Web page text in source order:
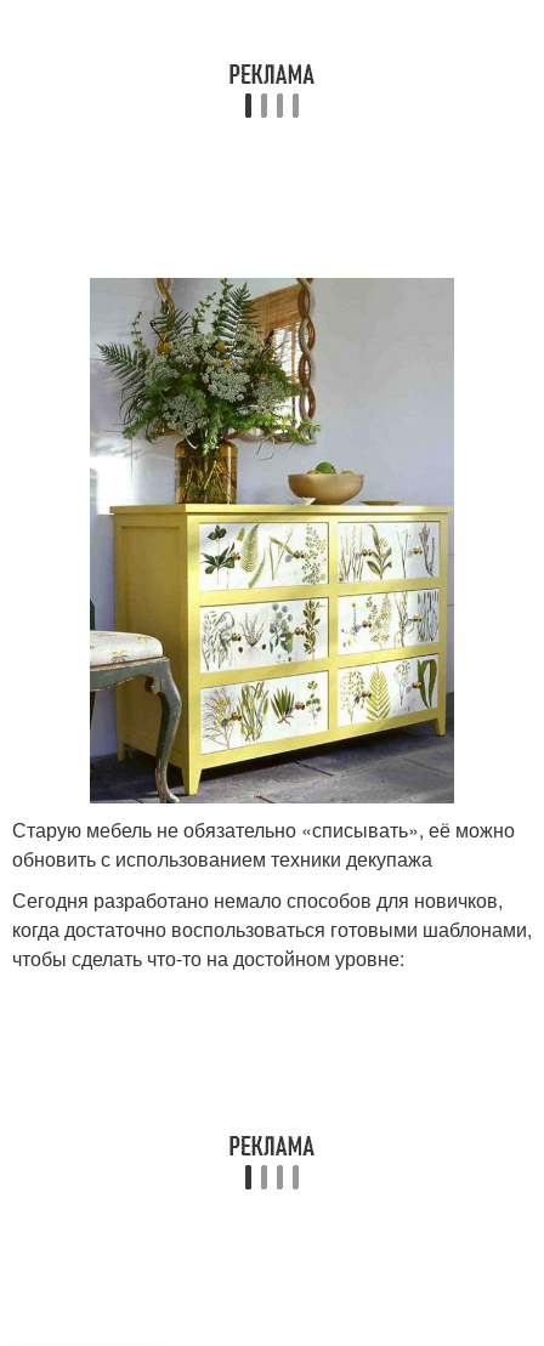
Старую мебель не обязательно «списывать», её можно
обновить с использованием техники декупажа
Сегодня разработано немало способов для новичков,
когда достаточно воспользоваться готовыми шаблонами,
чтобы сделать что-то на достойном уровне: